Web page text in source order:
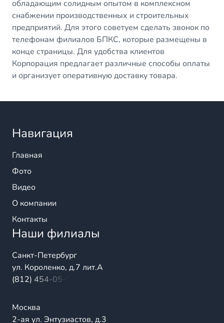
обладающим солидным опытом в комплексном
снабжении производственных и строительных
предприятий. Для этого советуем сделать звонок по
телефонам филиалов БПКС, которые размещены в
конце страницы. Для удобства клиентов
Корпорация предлагает различные способы оплаты
и организует оперативную доставку товара.
Навигация
Главная
Фото
Видео
О компании
Контакты
Наши филиалы
Санкт-Петербург
ул. Короленко, д.7 лит.А
(812) 454-05-54
Москва
2-ая ул. Энтузиастов, д.3